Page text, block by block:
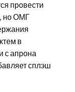
провести
но ОМГ
в
с апрона
сплэш